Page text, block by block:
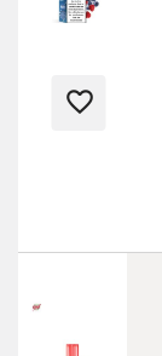
favorite_border